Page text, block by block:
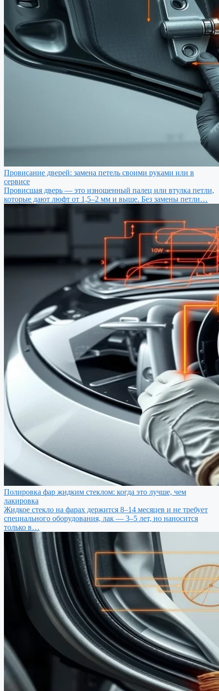
Провисание дверей: замена петель своими руками или в
сервисе
Провисшая дверь — это изношенный палец или втулка петли,
которые дают люфт от 1,5–2 мм и выше. Без замены петли…
Полировка фар жидким стеклом: когда это лучше, чем
лакировка
Жидкое стекло на фарах держится 8–14 месяцев и не требует
специального оборудования, лак — 3–5 лет, но наносится
только в…